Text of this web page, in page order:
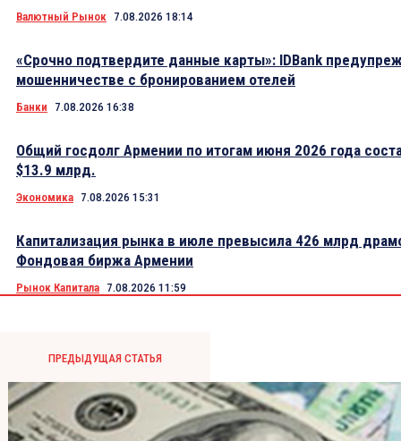
Валютный Рынок 7.08.2026 18:14
«Срочно подтвердите данные карты»: IDBank
мошенничестве с бронированием отелей
Банки 7.08.2026 16:38
Общий госдолг Армении по итогам июня 2026 года
$13.9 млрд.
Экономика 7.08.2026 15:31
Капитализация рынка в июле превысила 426 млрд
Фондовая биржа Армении
Рынок Капитала 7.08.2026 11:59
ПРЕДЫДУЩАЯ СТАТЬЯ